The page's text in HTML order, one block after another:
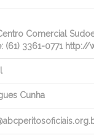
Comercial
(61) 3361-0771
Cunha